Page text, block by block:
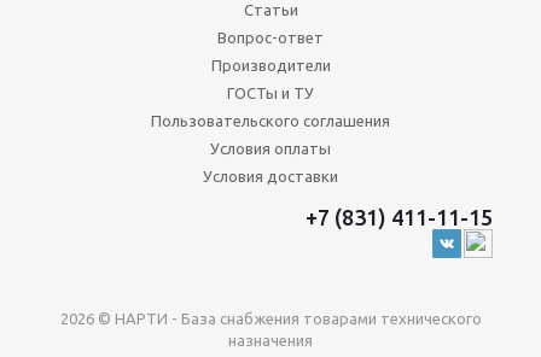
Статьи
Вопрос-ответ
Производители
ГОСТы и ТУ
Пользовательского соглашения
Условия оплаты
Условия доставки
+7 (831) 411-11-15
2026 © НАРТИ - База снабжения товарами технического
назначения